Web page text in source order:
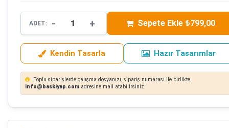
ADET: - + Sepete Ekle ₺799,00
Kendin Tasarla Hazır Tasarımlar
Toplu siparişlerde çalışma dosyanızı, sipariş numarası ile birlikte
info@baskiyap.com adresine mail atabilirsiniz.